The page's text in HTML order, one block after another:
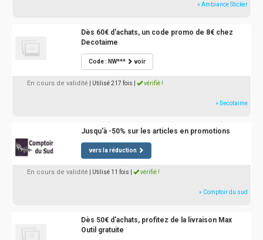
» Ambiance Sticker
Dès 60€ d'achats, un code promo de 8€ chez
Decotaime
Code : NW*** voir
En cours de validité | Utilisé 217 fois vérifié !
» Decotaime
Jusqu'à -50% sur les articles en promotions
vers la réduction
En cours de validité | Utilisé 11 fois vérifié !
» Comptoir du sud
Dès 50€ d'achats, profitez de la livraison Max
Outil gratuite